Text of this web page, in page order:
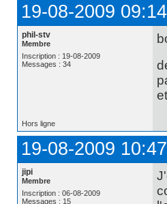
19-08-2009
phil-stv
Membre
Inscription : 19-08-2009
Messages : 34
Hors ligne
19-08-2009
jipi
Membre
Inscription : 06-08-2009
Messages : 15